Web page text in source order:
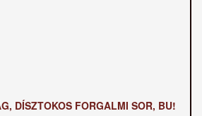
DÍSZTOKOS FORGALMI SOR, BU!